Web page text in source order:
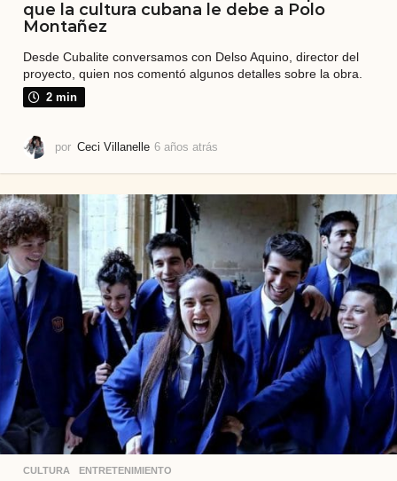
que la cultura cubana le debe a Polo
Montañez
Desde Cubalite conversamos con Delso Aquino, director del
proyecto, quien nos comentó algunos detalles sobre la obra.
2 min
por Ceci Villanelle 6 años atrás
o
r
á
s
CULTURA ,ENTRETENIMIENTO